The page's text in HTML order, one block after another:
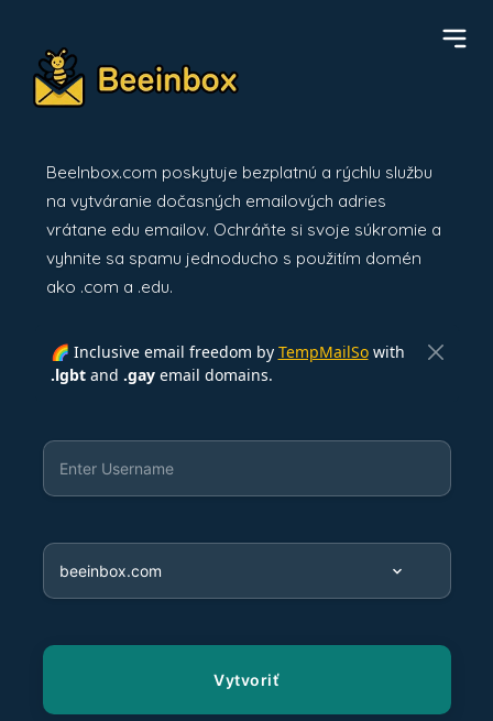
BeeInbox.com poskytuje bezplatnú a rýchlu službu
na vytváranie dočasných emailových adries
vrátane edu emailov. Ochráňte si svoje súkromie a
vyhnite sa spamu jednoducho s použitím domén
ako .com a .edu.
🌈 Inclusive email freedom by TempMailSowith
.lgbtand .gayemail domains.